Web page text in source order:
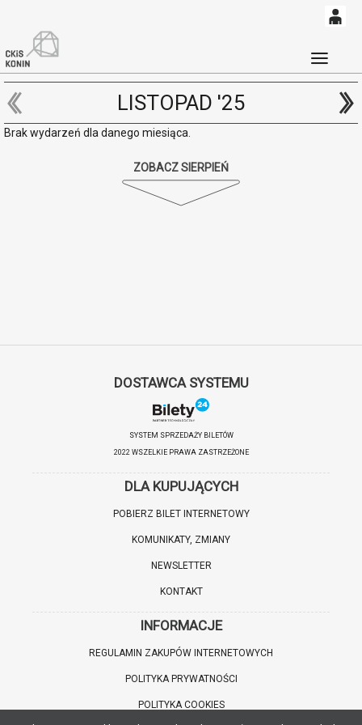
0,00
PLN LISTOPAD '25
Brak wydarzeń dla danego miesiąca.
ZOBACZ SIERPIEŃ
DOSTAWCA SYSTEMU
SYSTEM SPRZEDAŻY BILETÓW
2022 WSZELKIE PRAWA ZASTRZEŻONE
DLA KUPUJĄCYCH
POBIERZ BILET INTERNETOWY
KOMUNIKATY, ZMIANY
NEWSLETTER
KONTAKT
INFORMACJE
REGULAMIN ZAKUPÓW INTERNETOWYCH
POLITYKA PRYWATNOŚCI
POLITYKA COOKIES